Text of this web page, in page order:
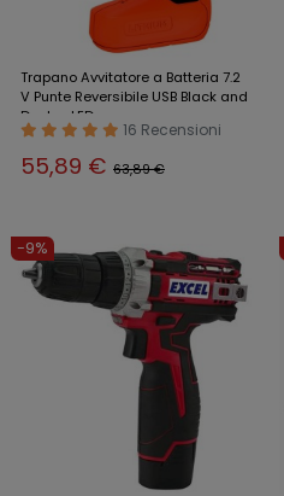
Trapano Avvitatore a Batteria 7.2
V Punte Reversibile USB Black and
Decker LED
16 Recensioni
55,89 € 63,89 €
-9%